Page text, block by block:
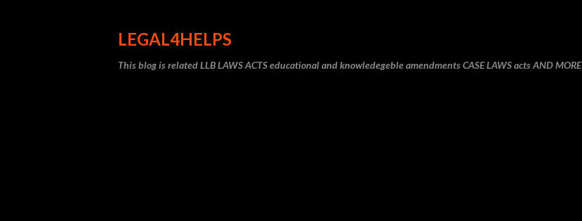
LEGAL4HELPS
This blog is related LLB LAWS ACTS educational and knowledegeble amendments CASE LAWS acts AND MORE